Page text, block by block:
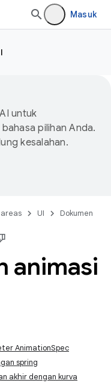
Masuk
untuk
pilihan Anda.
kesalahan.
UI Dokumen
animasi
AnimationSpec
spring
akhir dengan kurva